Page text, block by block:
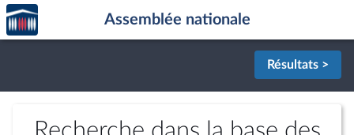
Aller au contenu
Aller en bas de la page
Accèder
à la
page
Assemblée nationale
Résultats >